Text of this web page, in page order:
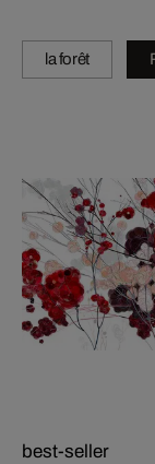
la forêt
best-seller